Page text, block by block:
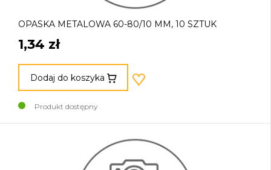
OPASKA METALOWA 60-80/10 MM, 10 SZTUK
1,34 zł
Dodaj do koszyka
Produkt dostępny